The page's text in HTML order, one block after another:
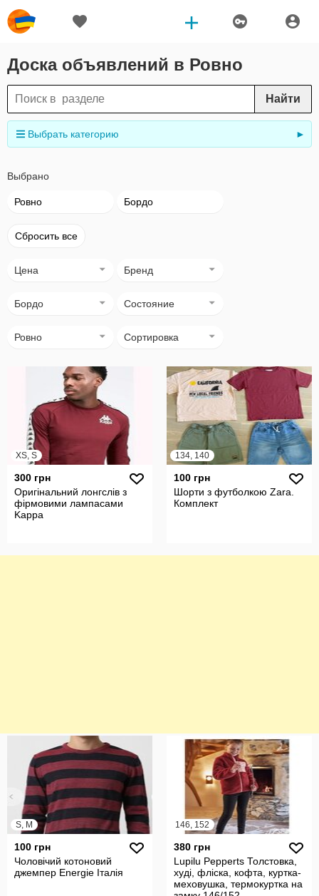
Доска объявлений в Ровно
Найти
Выбрать категорию ►
Выбрано
Ровно Бордо
Сбросить все
Цена Бренд
Бордо Состояние
Ровно Сортировка
XS, S
300 грн
Оригінальний лонгслів з
фірмовими лампасами
Kappa
134, 140
100 грн
Шорти з футболкою Zara.
Комплект
S, M
100 грн
Чоловічий котоновий
джемпер Energie Італія
146, 152
380 грн
Lupilu Pepperts Толстовка,
худі, фліска, кофта, куртка-
меховушка, термокуртка на